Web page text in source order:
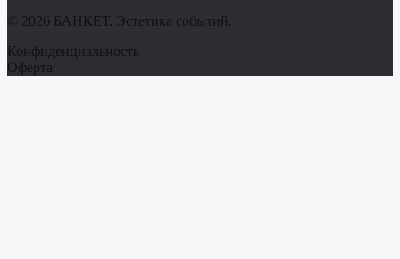
© 2026 БАНКЕТ. Эстетика событий.
Конфиденциальность
Оферта